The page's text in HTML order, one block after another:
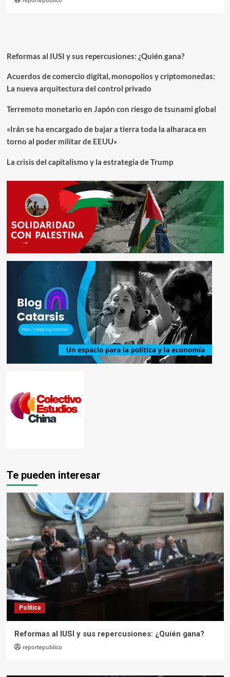
Reformas al IUSI y sus repercusiones: ¿Quién gana?
Acuerdos de comercio digital, monopolios y criptomonedas:
La nueva arquitectura del control privado
Terremoto monetario en Japón con riesgo de tsunami global
«Irán se ha encargado de bajar a tierra toda la alharaca en
torno al poder militar de EEUU»
La crisis del capitalismo y la estrategia de Trump
Te pueden interesar
Política
Reformas al IUSI y sus repercusiones: ¿Quién gana?
reportepublico